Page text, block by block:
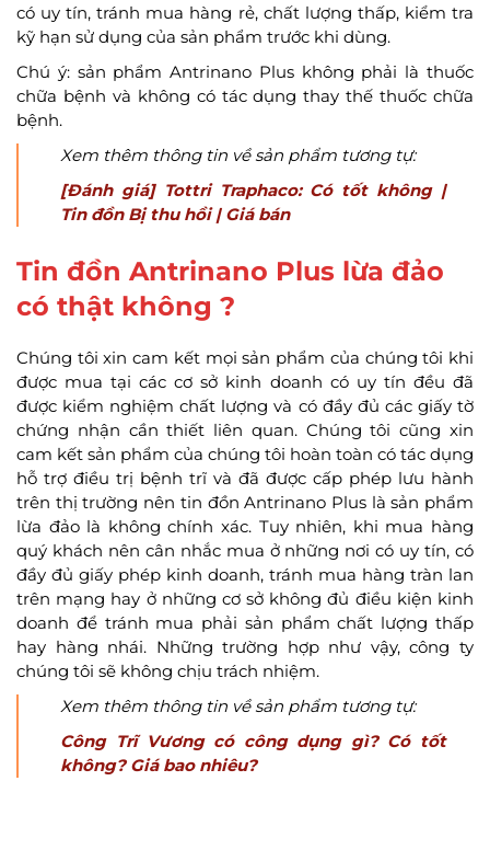
có uy tín, tránh mua hàng rẻ, chất lượng thấp, kiểm tra
kỹ hạn sử dụng của sản phẩm trước khi dùng.
Chú ý: sản phẩm Antrinano Plus không phải là thuốc
chữa bệnh và không có tác dụng thay thế thuốc chữa
bệnh.
Xem thêm thông tin về sản phẩm tương tự:
[Đánh giá] Tottri Traphaco: Có tốt không |
Tin đồn Bị thu hồi | Giá bán
Tin đồn Antrinano Plus lừa đảo
có thật không ?
Chúng tôi xin cam kết mọi sản phẩm của chúng tôi khi
được mua tại các cơ sở kinh doanh có uy tín đều đã
được kiểm nghiệm chất lượng và có đầy đủ các giấy tờ
chứng nhận cần thiết liên quan. Chúng tôi cũng xin
cam kết sản phẩm của chúng tôi hoàn toàn có tác dụng
hỗ trợ điều trị bệnh trĩ và đã được cấp phép lưu hành
trên thị trường nên tin đồn Antrinano Plus là sản phẩm
lừa đảo là không chính xác. Tuy nhiên, khi mua hàng
quý khách nên cân nhắc mua ở những nơi có uy tín, có
đầy đủ giấy phép kinh doanh, tránh mua hàng tràn lan
trên mạng hay ở những cơ sở không đủ điều kiện kinh
doanh để tránh mua phải sản phẩm chất lượng thấp
hay hàng nhái. Những trường hợp như vậy, công ty
chúng tôi sẽ không chịu trách nhiệm.
Xem thêm thông tin về sản phẩm tương tự:
Công Trĩ Vương có công dụng gì? Có tốt
không? Giá bao nhiêu?